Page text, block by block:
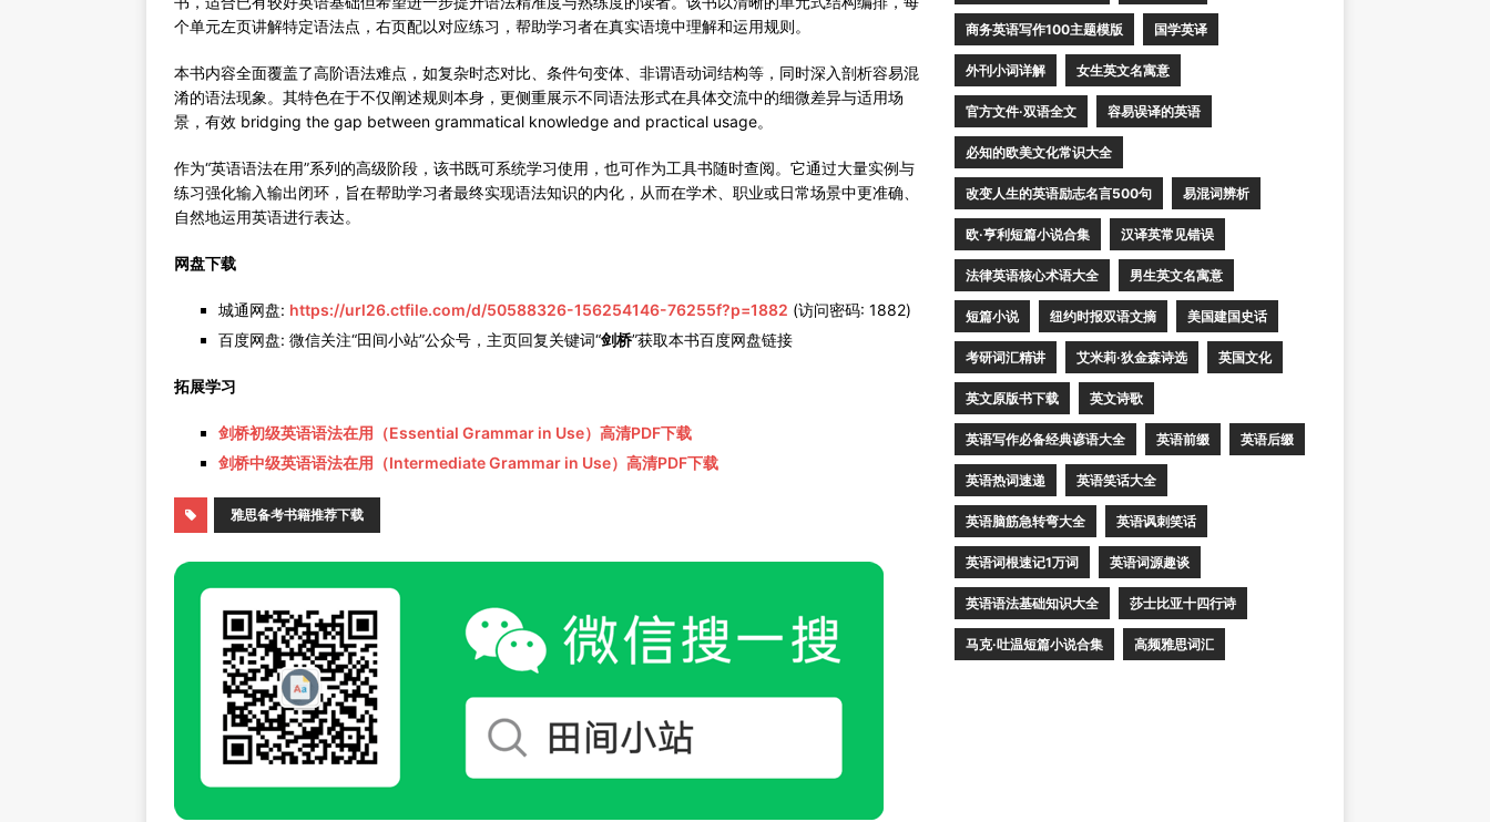
个单元左页讲解特定语法点，右页配以对应练习，帮助学习者在真实语境中理解和运用规则。
本书内容全面覆盖了高阶语法难点，如复杂时态对比、条件句变体、非谓语动词结构等，同时深入剖析容易混
淆的语法现象。其特色在于不仅阐述规则本身，更侧重展示不同语法形式在具体交流中的细微差异与适用场
景，有效 bridging the gap between grammatical knowledge and practical usage。
作为“英语语法在用”系列的高级阶段，该书既可系统学习使用，也可作为工具书随时查阅。它通过大量实例与
练习强化输入输出闭环，旨在帮助学习者最终实现语法知识的内化，从而在学术、职业或日常场景中更准确、
自然地运用英语进行表达。
网盘下载
城通网盘: https://url26.ctfile.com/d/50588326-156254146-76255f?p=1882 (访问密码: 1882)
百度网盘: 微信关注“田间小站”公众号，主页回复关键词“剑桥”获取本书百度网盘链接
拓展学习
剑桥初级英语语法在用（Essential Grammar in Use）高清PDF下载
剑桥中级英语语法在用（Intermediate Grammar in Use）高清PDF下载
雅思备考书籍推荐下载
商务英语写作100主题模版 国学英译
外刊小词详解 女生英文名寓意
官方文件·双语全文 容易误译的英语
必知的欧美文化常识大全
改变人生的英语励志名言500句 易混词辨析
欧·亨利短篇小说合集 汉译英常见错误
法律英语核心术语大全 男生英文名寓意
短篇小说 纽约时报双语文摘 美国建国史话
考研词汇精讲 艾米莉·狄金森诗选 英国文化
英文原版书下载 英文诗歌
英语写作必备经典谚语大全 英语前缀 英语后缀
英语热词速递 英语笑话大全
英语脑筋急转弯大全 英语讽刺笑话
英语词根速记1万词 英语词源趣谈
英语语法基础知识大全 莎士比亚十四行诗
马克·吐温短篇小说合集 高频雅思词汇